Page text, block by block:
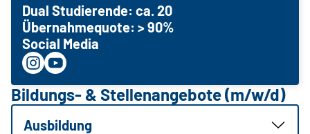
Dual Studierende: ca. 20
Übernahmequote: > 90%
Social Media
Bildungs- & Stellenangebote (m/w/d)
Ausbildung